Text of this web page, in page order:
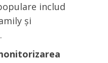
includ
și